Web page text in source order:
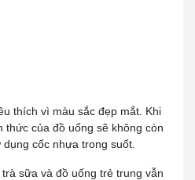
thích vì màu sắc đẹp mắt. Khi
thức của đồ uống sẽ không còn
cốc nhựa trong suốt.
sữa và đồ uống trẻ trung vẫn